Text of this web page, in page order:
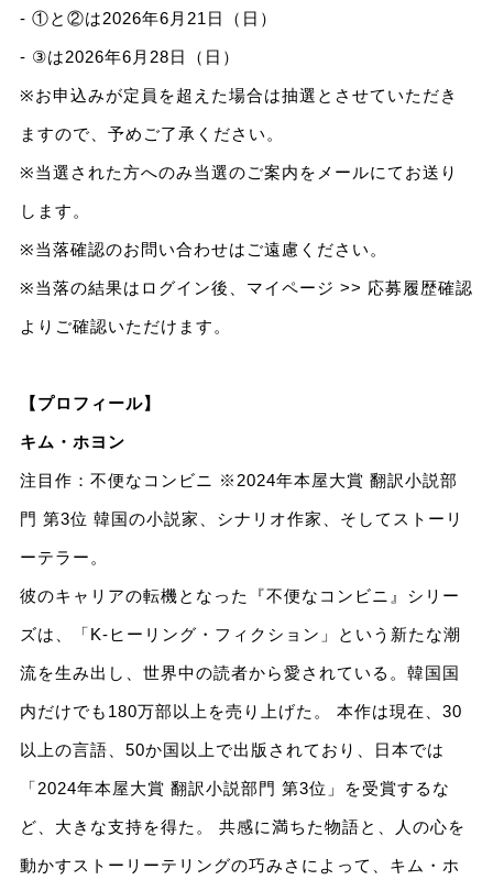
- ①と②は2026年6月21日（日）
- ③は2026年6月28日（日）
※お申込みが定員を超えた場合は抽選とさせていただき
ますので、予めご了承ください。
※当選された方へのみ当選のご案内をメールにてお送り
します。
※当落確認のお問い合わせはご遠慮ください。
※当落の結果はログイン後、マイページ >> 応募履歴確認
よりご確認いただけます。
【プロフィール】
キム・ホヨン
注目作：不便なコンビニ ※2024年本屋大賞 翻訳小説部
門 第3位 韓国の小説家、シナリオ作家、そしてストーリ
ーテラー。
彼のキャリアの転機となった『不便なコンビニ』シリー
ズは、「K-ヒーリング・フィクション」という新たな潮
流を生み出し、世界中の読者から愛されている。韓国国
内だけでも180万部以上を売り上げた。 本作は現在、30
以上の言語、50か国以上で出版されており、日本では
「2024年本屋大賞 翻訳小説部門 第3位」を受賞するな
ど、大きな支持を得た。 共感に満ちた物語と、人の心を
動かすストーリーテリングの巧みさによって、キム・ホ